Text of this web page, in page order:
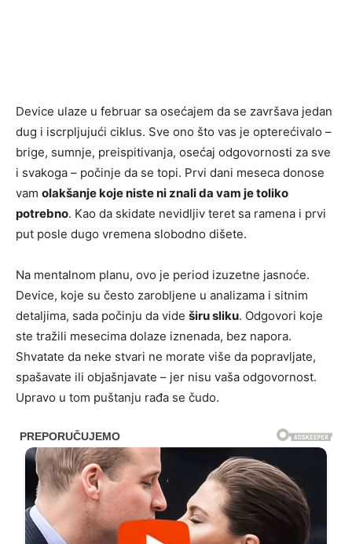
Device ulaze u februar sa osećajem da se završava jedan
dug i iscrpljujući ciklus. Sve ono što vas je opterećivalo –
brige, sumnje, preispitivanja, osećaj odgovornosti za sve
i svakoga – počinje da se topi. Prvi dani meseca donose
vam olakšanje koje niste ni znali da vam je toliko
potrebno. Kao da skidate nevidljiv teret sa ramena i prvi
put posle dugo vremena slobodno dišete.
Na mentalnom planu, ovo je period izuzetne jasnoće.
Device, koje su često zarobljene u analizama i sitnim
detaljima, sada počinju da vide širu sliku. Odgovori koje
ste tražili mesecima dolaze iznenada, bez napora.
Shvatate da neke stvari ne morate više da popravljate,
spašavate ili objašnjavate – jer nisu vaša odgovornost.
Upravo u tom puštanju rađa se čudo.